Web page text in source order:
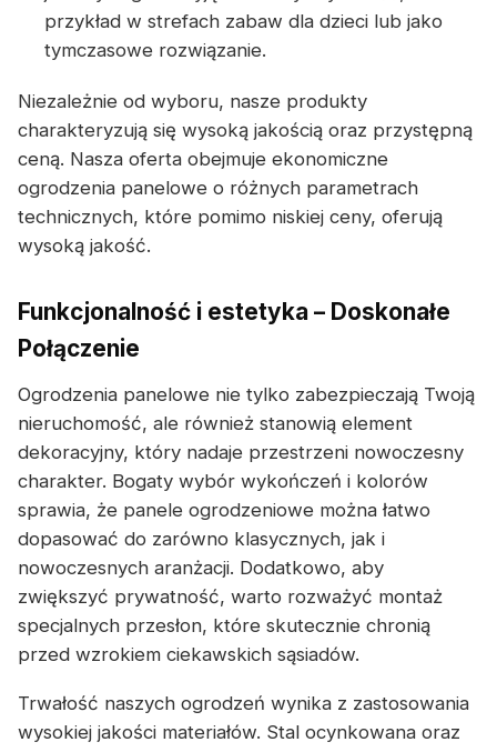
przykład w strefach zabaw dla dzieci lub jako
tymczasowe rozwiązanie.
Niezależnie od wyboru, nasze produkty
charakteryzują się wysoką jakością oraz przystępną
ceną. Nasza oferta obejmuje ekonomiczne
ogrodzenia panelowe o różnych parametrach
technicznych, które pomimo niskiej ceny, oferują
wysoką jakość.
Funkcjonalność i estetyka – Doskonałe
Połączenie
Ogrodzenia panelowe nie tylko zabezpieczają Twoją
nieruchomość, ale również stanowią element
dekoracyjny, który nadaje przestrzeni nowoczesny
charakter. Bogaty wybór wykończeń i kolorów
sprawia, że panele ogrodzeniowe można łatwo
dopasować do zarówno klasycznych, jak i
nowoczesnych aranżacji. Dodatkowo, aby
zwiększyć prywatność, warto rozważyć montaż
specjalnych przesłon, które skutecznie chronią
przed wzrokiem ciekawskich sąsiadów.
Trwałość naszych ogrodzeń wynika z zastosowania
wysokiej jakości materiałów. Stal ocynkowana oraz